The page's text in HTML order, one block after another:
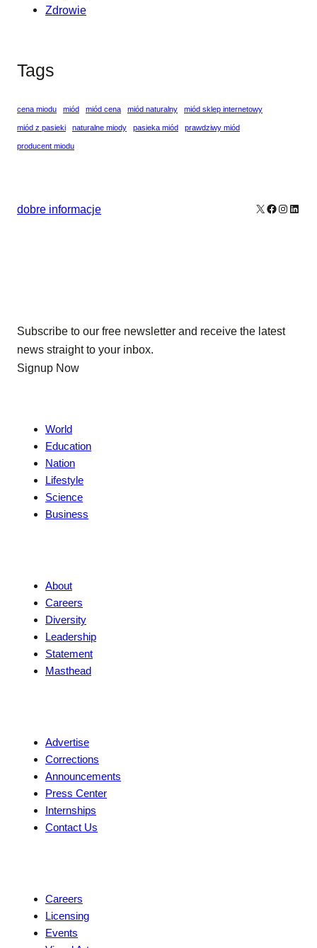
Zdrowie
Tags
cena miodu miód miód cena miód naturalny miód sklep internetowy
miód z pasieki naturalne miody pasieka miód prawdziwy miód
producent miodu
dobre informacje X Facebook
Subscribe to our free newsletter and receive the latest
news straight to your inbox.
Signup Now
World
Education
Nation
Lifestyle
Science
Business
About
Careers
Diversity
Leadership
Statement
Masthead
Advertise
Corrections
Announcements
Press Center
Internships
Contact Us
Careers
Licensing
Events